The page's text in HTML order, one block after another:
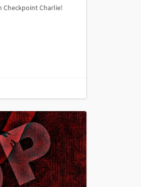
Checkpoint Charlie!